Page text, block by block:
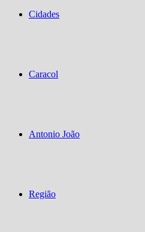
Cidades
Caracol
Antonio João
Região